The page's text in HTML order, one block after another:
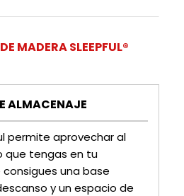
unidas por una sólida pletina
y organizar tus cosas de
MADERA SLEEPFUL®
ALMACENAJE
permite aprovechar al
que tengas en tu
una base
y un espacio de